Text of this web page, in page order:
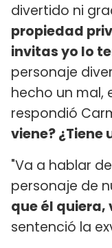
divertido ni
propiedad
invitas yo lo
personaje
hecho un mal,
respondió
viene?
"Va a hablar
personaje de
que él quiera,
sentenció la